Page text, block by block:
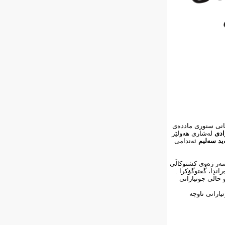
سنوری ماددەی
لەشاری هەولێر
سەلیم ئەندامی
سەر زەوی كشتوكاڵی
گفتوگۆكرا .
جوتیارانی
ناوچە